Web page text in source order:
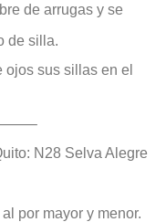
de arrugas y se
de silla.
sus sillas en el
N28 Selva Alegre
por mayor y menor.